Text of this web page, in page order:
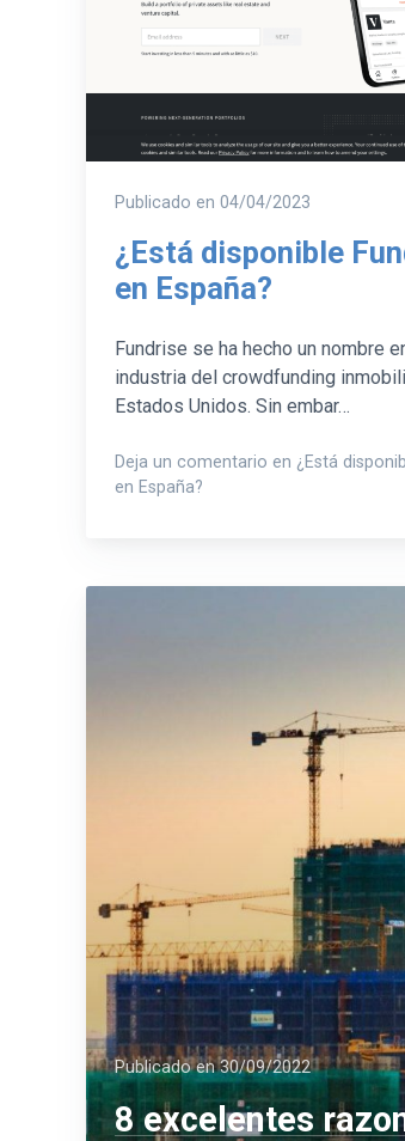
Publicado en04/04/2023
¿Está disponible
en España?
Fundrise se ha hecho un nombre
industria del crowdfunding
Estados Unidos. Sin embar…
Deja un comentario en ¿Está
en España?
Publicado en30/09/2022
8 excelentes